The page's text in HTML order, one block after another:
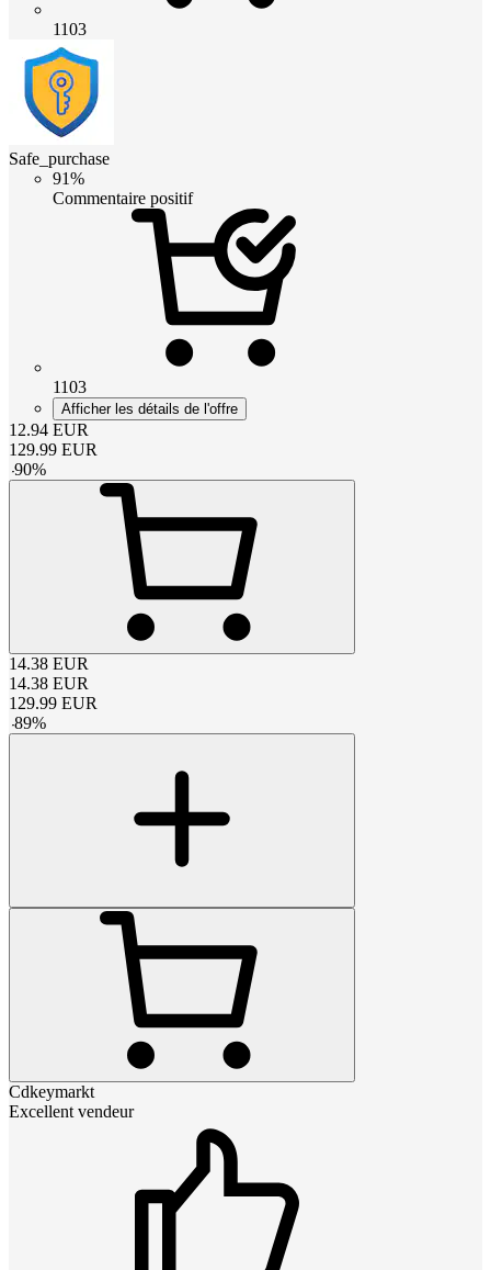
1103
Safe_purchase
91%
Commentaire positif
1103
Afficher les détails de l'offre
12.94 EUR
129.99 EUR
-90%
14.38 EUR
14.38 EUR
129.99 EUR
-89%
Cdkeymarkt
Excellent vendeur